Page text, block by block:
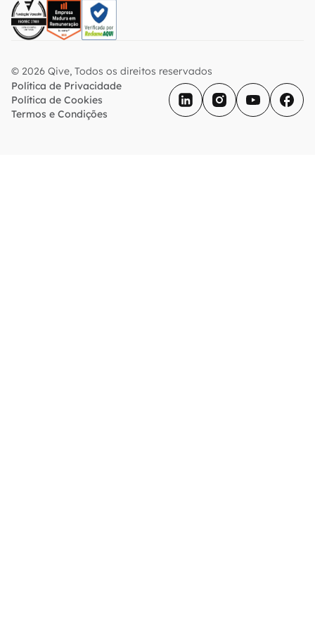
© 2026 Qive, Todos os direitos reservados
Política de Privacidade
Política de Cookies
Termos e Condições